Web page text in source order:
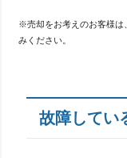
※売却をお考えのお客様は
みください。
故障してい